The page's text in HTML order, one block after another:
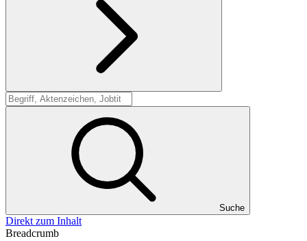
Suche
Suche
Direkt zum Inhalt
Breadcrumb